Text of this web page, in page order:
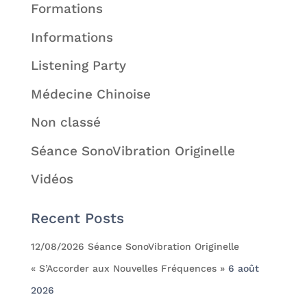
Formations
Informations
Listening Party
Médecine Chinoise
Non classé
Séance SonoVibration Originelle
Vidéos
Recent Posts
12/08/2026 Séance SonoVibration Originelle
« S’Accorder aux Nouvelles Fréquences » 6 août
2026